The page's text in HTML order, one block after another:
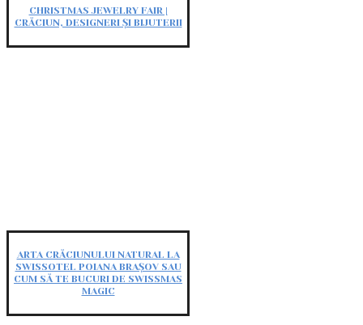
CHRISTMAS JEWELRY FAIR |
CRĂCIUN, DESIGNERI ȘI BIJUTERII
ARTA CRĂCIUNULUI NATURAL LA
SWISSOTEL POIANA BRAȘOV SAU
CUM SĂ TE BUCURI DE SWISSMAS
MAGIC